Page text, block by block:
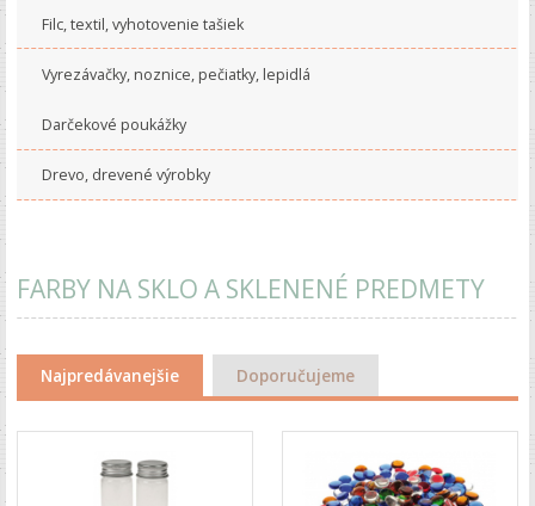
Filc, textil, vyhotovenie tašiek
Vyrezávačky, noznice, pečiatky, lepidlá
Darčekové poukážky
Drevo, drevené výrobky
FARBY NA SKLO A SKLENENÉ PREDMETY
Najpredávanejšie Doporučujeme